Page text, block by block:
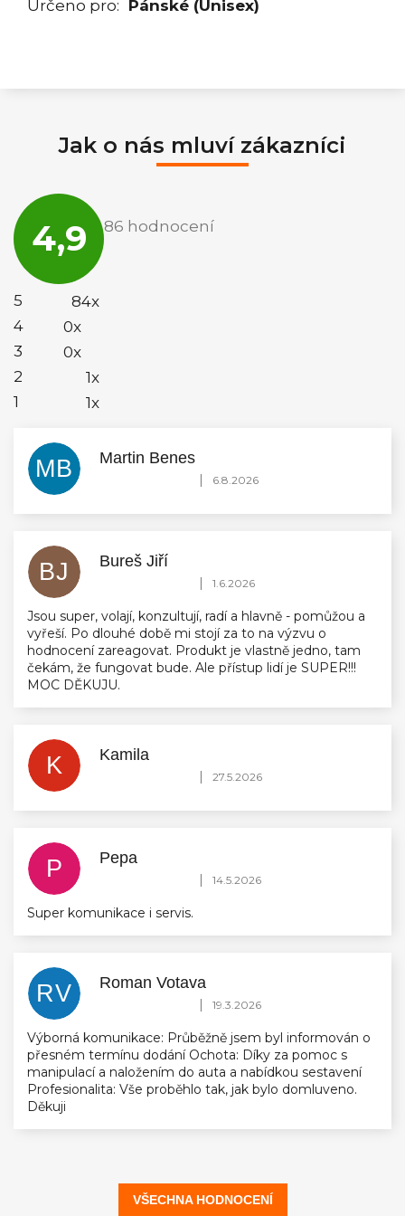
Určeno pro: Pánské (Unisex)
Jak o nás mluví zákazníci
4,9
obchodu
je
86 hodnocení
5
84x
4
0x
3
0x
2
1x
1
1x
MB Martin Benes
Hodnocení obchodu je 5 z 5 hvězdiček.
| 6.8.2026
BJ Bureš Jiří
Hodnocení obchodu je 5 z 5 hvězdiček.
| 1.6.2026
Jsou super, volají, konzultují, radí a hlavně - pomůžou a
vyřeší. Po dlouhé době mi stojí za to na výzvu o
hodnocení zareagovat. Produkt je vlastně jedno, tam
čekám, že fungovat bude. Ale přístup lidí je SUPER!!!
MOC DĚKUJU.
K Kamila
Hodnocení obchodu je 5 z 5 hvězdiček.
| 27.5.2026
P Pepa
Hodnocení obchodu je 5 z 5 hvězdiček.
| 14.5.2026
Super komunikace i servis.
RV Roman Votava
Hodnocení obchodu je 5 z 5 hvězdiček.
| 19.3.2026
Výborná komunikace: Průběžně jsem byl informován o
přesném termínu dodání Ochota: Díky za pomoc s
manipulací a naložením do auta a nabídkou sestavení
Profesionalita: Vše proběhlo tak, jak bylo domluveno.
Děkuji
VŠECHNA HODNOCENÍ